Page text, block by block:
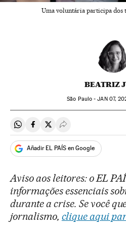
Uma voluntária participa dos
BEATRIZ
São Paulo -JAN07,
Compartir en Whatsapp
Compartir en Facebook
Compartir en Twitter
Desplegar Redes
Añadir EL PAÍS en Google
Aviso aos leitores: o EL
informações essenciais
durante a crise. Se você
jornalismo, clique aqui